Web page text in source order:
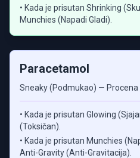
• Kada je prisutan Shrinking
Munchies (Napadi Gladi).
Paracetamol
Sneaky (Podmukao) —
• Kada je prisutan Glowing
(Toksičan).
• Kada je prisutan Munchies
Anti-Gravity (Anti-Gravitacija).